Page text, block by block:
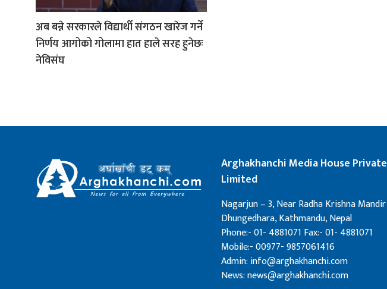
अब बन्ने सरकारले विद्यार्थी संगठन खारेज गर्ने
निर्णय आगोको गोलामा हात हाले सरह हुनेछः
नेविसंघ
Arghakhanchi Media House Private
Limited
Nagarjun – 3, Near Radha Krishna Mandir
Dhungedhara, Kathmandu, Nepal
Phone:- 01- 4881071 Fax:- 01- 4881071
Mobile:- 00977- 9857061416
Admin: info@arghakhanchi.com
News: news@arghakhanchi.com